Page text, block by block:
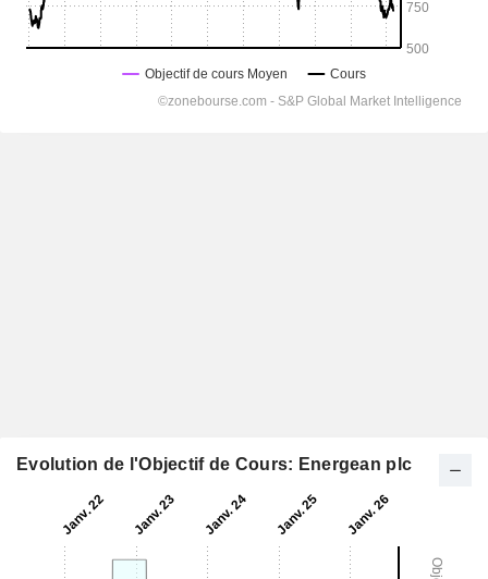
Evolution de l'Objectif de Cours: Energean plc